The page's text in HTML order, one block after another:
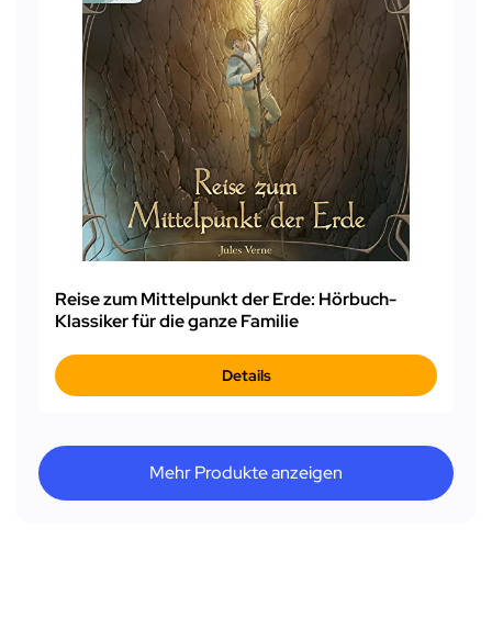
Reise zum Mittelpunkt der Erde: Hörbuch-
Klassiker für die ganze Familie
Details
Mehr Produkte anzeigen